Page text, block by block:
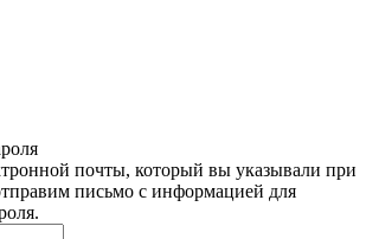
почты, который вы указывали при
письмо с информацией для